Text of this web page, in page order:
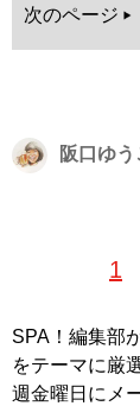
次のページ
1
阪口ゆう
てのブログ「
ルのススメ』な
発信すること。
Instagram:
SPA！編集部
をテーマに厳
週金曜日にメ